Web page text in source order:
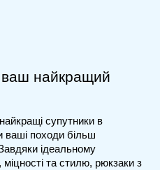
ваш найкращий
супутники в
ваші походи більш
ідеальному
та стилю, рюкзаки з